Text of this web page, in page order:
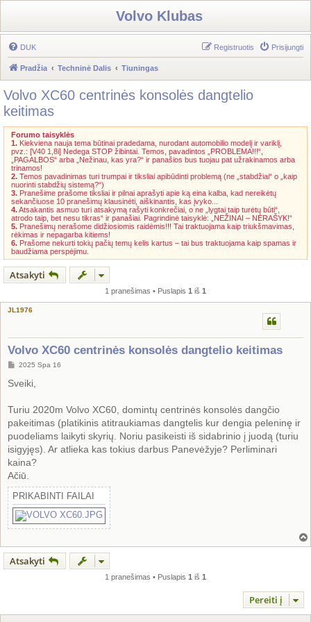
Volvo Klubas
DUK Prisijungti
Registruotis
Pradžia Techninė Dalis Tiuningas
Volvo XC60 centrinės konsolės dangtelio
keitimas
Forumo taisyklės
1. Kiekviena nauja tema būtinai pradedama, nurodant automobilio modelį ir variklį,
pvz.: [V40 1,8i] Nedega STOP žibintai. Temos, pavadintos „PROBLEMA!!!“,
„PAGALBOS“ arba „Nežinau, kas yra?“ ir panašios bus tuojau pat užrakinamos arba
trinamos!
2. Temos pavadinimas turi trumpai ir tiksliai apibūdinti problemą (ne „stabdžiai“ o „kaip
nuorinti stabdžių sistemą?“)
3. Pranešime prašome tiksliai ir pilnai aprašyti apie ką eina kalba, kad nereikėtų
sekančiuose 10 pranešimų klausinėti, aiškinantis, kas įvyko...
4.Atsakantis asmuo turi atsakymą rašyti konkrečiai, o ne „lygtai taip turėtų būti“,
atrodo taip, bet nesu tikras“ ir panašiai. Pagrindinė taisyklė: „NEŽINAI – NERAŠYK!“
5. Pranešimų nerašome didžiosiomis raidėmis!!! Tai traktuojama kaip triukšmavimas,
rėkimas ir nepagarba kitiems!
6. Prašome nekurti tokių pačių temų kelis kartus – tai bus traktuojama kaip spamas ir
baudžiama perspėjimu.
Atsakyti
1 pranešimas • Puslapis 1 iš 1
JL1976
Volvo XC60 centrinės konsolės dangtelio keitimas
S
a
n
r
t
n
ė
2025 Spa 16
Sveiki,
Turiu 2020m Volvo XC60, domintų centrinės konsolės dangčio
pakeitimas (platikinis atitraukiamas dangtelis kur dengia peleninę ir
puodeliams laikyti skyrių. Noriu pasikeisti iš sidabrinio į juodą (turiu
isigyjęs). Ar atlieka kas tokius darbus Panevėžyje? Perliminari
kaina?
Ačiū.
PRIKABINTI FAILAI
Atsakyti
1 pranešimas • Puslapis 1 iš 1
Pereiti į